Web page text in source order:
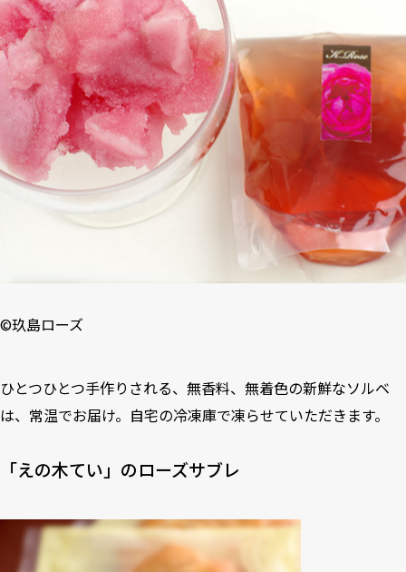
©玖島ローズ
ひとつひとつ手作りされる、無香料、無着色の新鮮なソルベ
は、常温でお届け。自宅の冷凍庫で凍らせていただきます。
「えの木てい」のローズサブレ